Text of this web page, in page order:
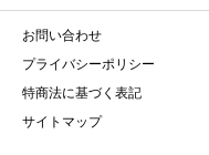
お問い合わせ
プライバシーポリシー
特商法に基づく表記
サイトマップ